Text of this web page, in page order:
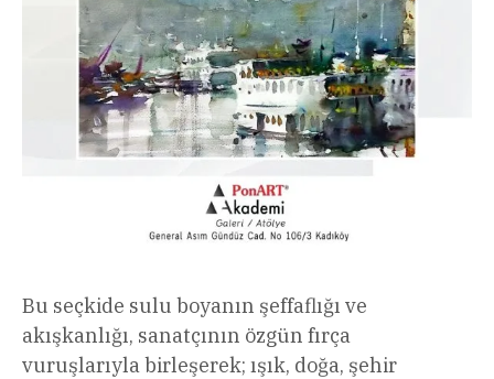
Bu seçkide sulu boyanın şeffaflığı ve
akışkanlığı, sanatçının özgün fırça
vuruşlarıyla birleşerek; ışık, doğa, şehir